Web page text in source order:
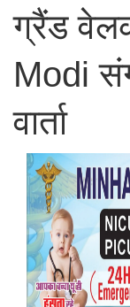
ग्रैंड
Modi संग
वार्ता